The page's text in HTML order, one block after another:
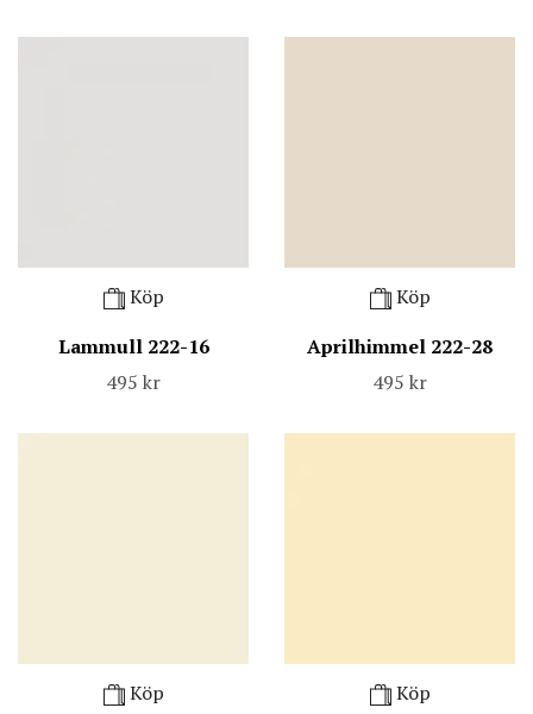
Köp
Lammull 222-16
495 kr
Köp
Aprilhimmel 222-28
495 kr
Köp
Köp